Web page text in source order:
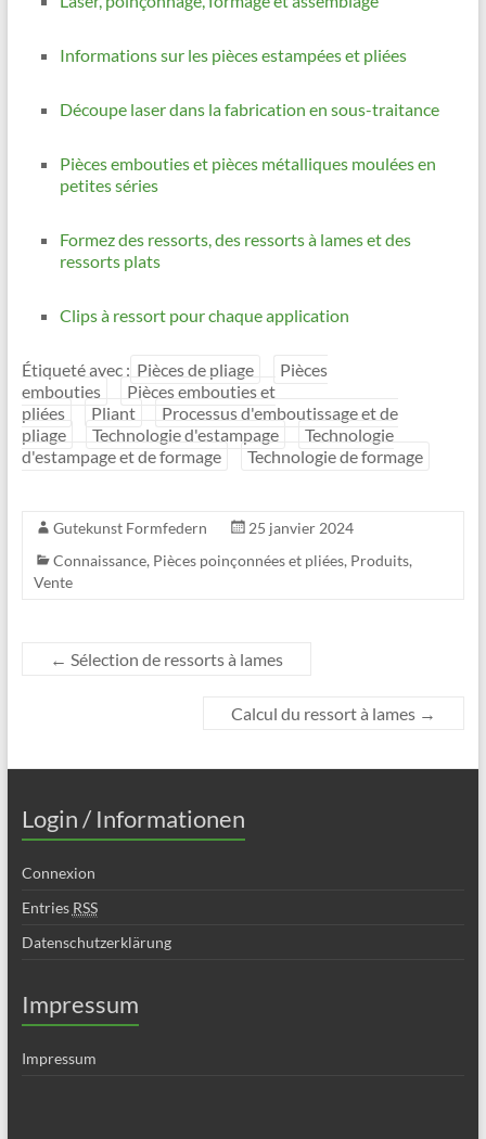
Informations sur les pièces estampées et pliées
Découpe laser dans la fabrication en sous-traitance
Pièces embouties et pièces métalliques moulées en
petites séries
Formez des ressorts, des ressorts à lames et des
ressorts plats
Clips à ressort pour chaque application
Étiqueté avec : Pièces de pliage
Pièces
embouties
Pièces embouties et
pliées
Pliant
Processus d'emboutissage et de
pliage
Technologie d'estampage
Technologie
d'estampage et de formage
Technologie de formage
Gutekunst Formfedern
25 janvier 2024
Connaissance, Pièces poinçonnées et pliées, Produits,
Vente
← Sélection de ressorts à lames
Calcul du ressort à lames →
Login / Informationen
Connexion
Entries RSS
Datenschutzerklärung
Impressum
Impressum